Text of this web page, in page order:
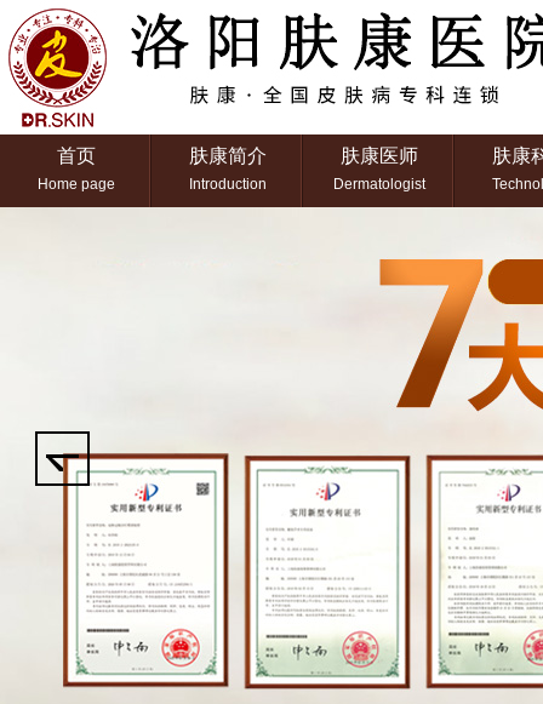
首页
Home page
肤康简介
Introduction
肤康医师
Dermatologist
肤康